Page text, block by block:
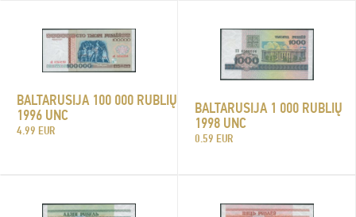
BALTARUSIJA 100 000 RUBLIŲ
1996 UNC
4.99 EUR
BALTARUSIJA 1 000 RUBLIŲ
1998 UNC
0.59 EUR